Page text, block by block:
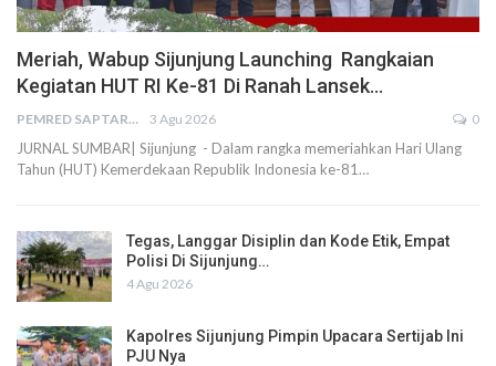
Meriah, Wabup Sijunjung Launching Rangkaian
Kegiatan HUT RI Ke-81 Di Ranah Lansek…
PEMRED SAPTARIUS 3 Agu 2026 0
JURNAL SUMBAR| Sijunjung - Dalam rangka memeriahkan Hari Ulang
Tahun (HUT) Kemerdekaan Republik Indonesia ke-81…
Tegas, Langgar Disiplin dan Kode Etik, Empat
Polisi Di Sijunjung…
4 Agu 2026
Kapolres Sijunjung Pimpin Upacara Sertijab Ini
PJU Nya